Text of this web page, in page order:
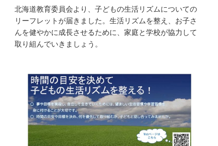
北海道教育委員会より、子どもの生活リズムについての
リーフレットが届きました。生活リズムを整え、お子さ
んを健やかに成長させるために、家庭と学校が協力して
取り組んでいきましょう。